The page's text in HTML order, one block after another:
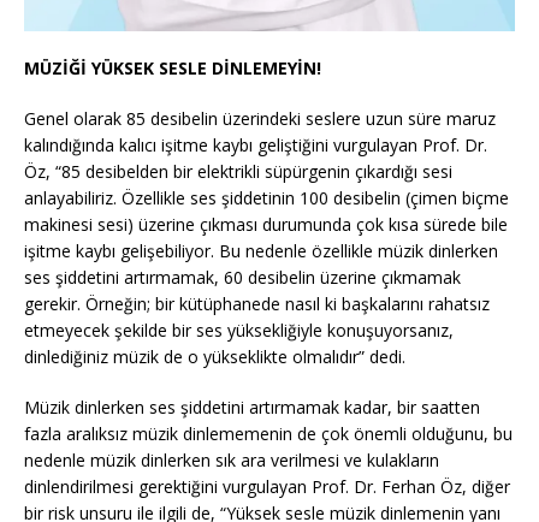
MÜZİĞİ YÜKSEK SESLE DİNLEMEYİN!
Genel olarak 85 desibelin üzerindeki seslere uzun süre maruz
kalındığında kalıcı işitme kaybı geliştiğini vurgulayan Prof. Dr.
Öz, “85 desibelden bir elektrikli süpürgenin çıkardığı sesi
anlayabiliriz. Özellikle ses şiddetinin 100 desibelin (çimen biçme
makinesi sesi) üzerine çıkması durumunda çok kısa sürede bile
işitme kaybı gelişebiliyor. Bu nedenle özellikle müzik dinlerken
ses şiddetini artırmamak, 60 desibelin üzerine çıkmamak
gerekir. Örneğin; bir kütüphanede nasıl ki başkalarını rahatsız
etmeyecek şekilde bir ses yüksekliğiyle konuşuyorsanız,
dinlediğiniz müzik de o yükseklikte olmalıdır” dedi.
Müzik dinlerken ses şiddetini artırmamak kadar, bir saatten
fazla aralıksız müzik dinlememenin de çok önemli olduğunu, bu
nedenle müzik dinlerken sık ara verilmesi ve kulakların
dinlendirilmesi gerektiğini vurgulayan Prof. Dr. Ferhan Öz, diğer
bir risk unsuru ile ilgili de, “Yüksek sesle müzik dinlemenin yanı